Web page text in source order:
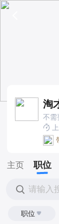
淘
不需
主页 职位
请输入
职位